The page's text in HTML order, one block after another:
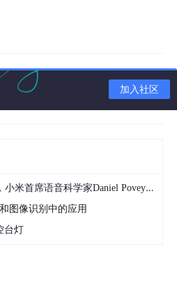
加入社区
Povey将出席2024全球机器学习技术大会并发表演讲！
图像识别中的应用
台灯